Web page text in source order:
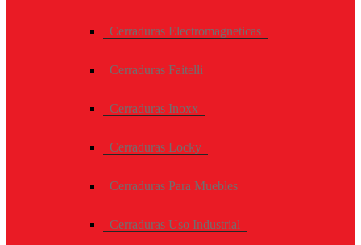
Cerraduras Electromagneticas
Cerraduras Faitelli
Cerraduras Inoxx
Cerraduras Locky
Cerraduras Para Muebles
Cerraduras Uso Industrial